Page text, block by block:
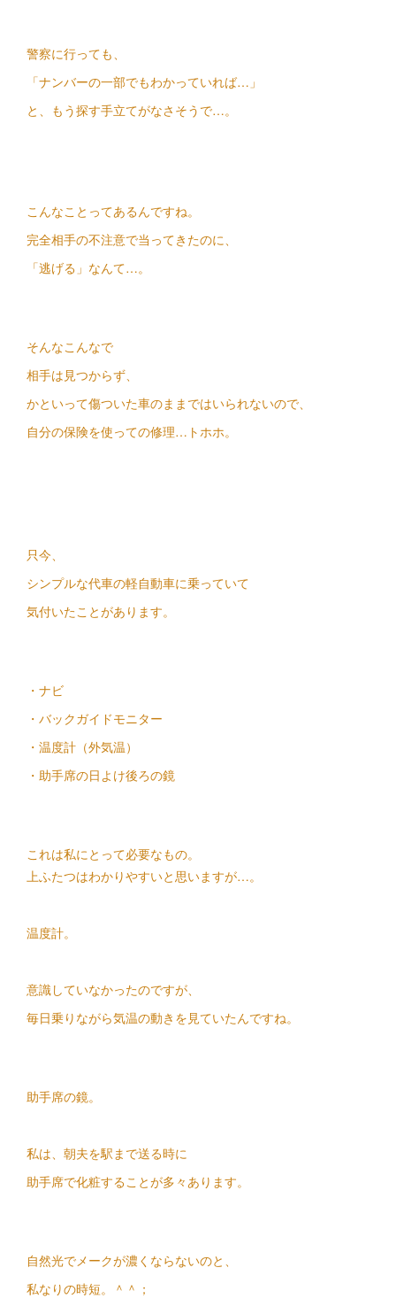
警察に行っても、
「ナンバーの一部でもわかっていれば…」
と、もう探す手立てがなさそうで…。
こんなことってあるんですね。
完全相手の不注意で当ってきたのに、
「逃げる」なんて…。
そんなこんなで
相手は見つからず、
かといって傷ついた車のままではいられないので、
自分の保険を使っての修理…トホホ。
只今、
シンプルな代車の軽自動車に乗っていて
気付いたことがあります。
・ナビ
・バックガイドモニター
・温度計（外気温）
・助手席の日よけ後ろの鏡
これは私にとって必要なもの。
上ふたつはわかりやすいと思いますが…。
温度計。
意識していなかったのですが、
毎日乗りながら気温の動きを見ていたんですね。
助手席の鏡。
私は、朝夫を駅まで送る時に
助手席で化粧することが多々あります。
自然光でメークが濃くならないのと、
私なりの時短。＾＾；